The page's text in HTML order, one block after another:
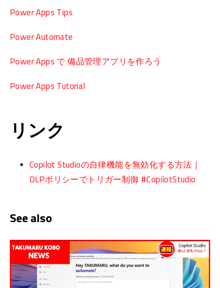
Power Apps Tips
Power Automate
Power Apps で 備品管理アプリを作ろう
Power Apps Tutorial
リンク
Copilot Studioの自律機能を無効化する方法｜
DLPポリシーでトリガー制御 #CopilotStudio
See also